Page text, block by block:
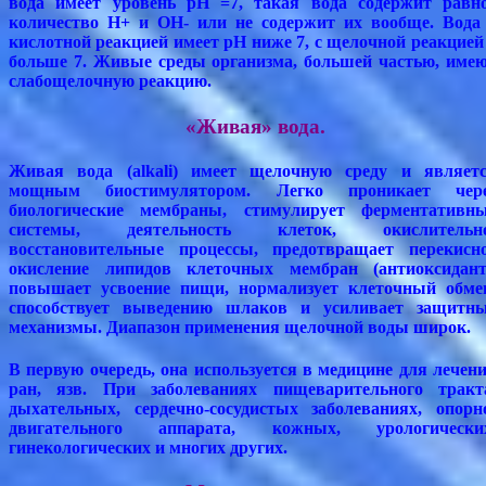
количество Н+ и ОН- или не содержит их вообще. Вода
кислотной реакцией имеет рН ниже 7, с щелочной реакцией
больше 7. Живые среды организма, большей частью,
слабощелочную реакцию.
«Живая» вода.
Живая вода (alkali) имеет щелочную среду и
мощным биостимулятором. Легко проникает
биологические мембраны, стимулирует
системы, деятельность клеток,
восстановительные процессы, предотвращает
окисление липидов клеточных мембран
повышает усвоение пищи, нормализует клеточный
способствует выведению шлаков и усиливает
механизмы. Диапазон применения щелочной воды широк.
В первую очередь, она используется в медицине для
ран, язв. При заболеваниях пищеварительного
дыхательных, сердечно-сосудистых заболеваниях,
двигательного аппарата, кожных,
гинекологических и многих других.